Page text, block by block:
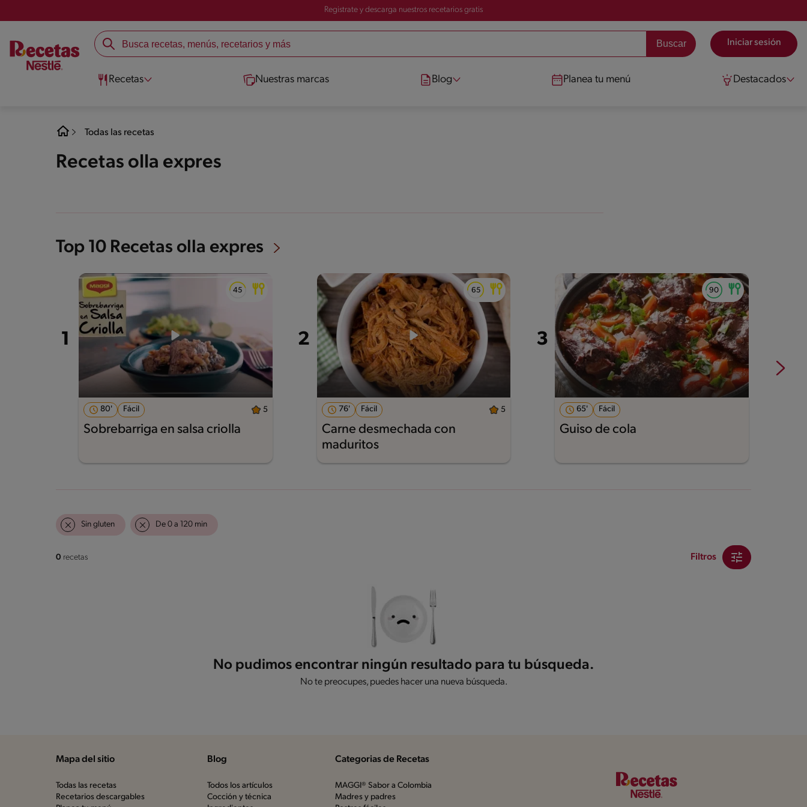
Registrate y descarga nuestros recetarios gratis
Iniciar sesión
Recetas Nuestras marcas Blog Planea tu menú Destacados
Todas las recetas
Recetas olla expres
Top 10 Recetas olla expres
80' Fácil 5
Sobrebarriga en salsa criolla
76' Fácil 5
Carne desmechada con
maduritos
65' Fácil
Guiso de cola
Sin gluten De 0 a 120 min
0 recetas Filtros
No pudimos encontrar ningún resultado para tu búsqueda.
No te preocupes, puedes hacer una nueva búsqueda.
Mapa del sitio
Todas las recetas
Recetarios descargables
Blog
Todos los artículos
Cocción y técnica
Categorias de Recetas
MAGGI® Sabor a Colombia
Madres y padres